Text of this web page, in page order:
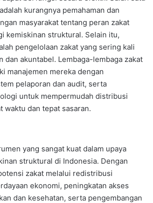
kurangnya pemahaman dan
masyarakat tentang peran zakat
kemiskinan struktural. Selain itu,
pengelolaan zakat yang sering kali
dan akuntabel. Lembaga-lembaga zakat
manajemen mereka dengan
pelaporan dan audit, serta
untuk mempermudah distribusi
waktu dan tepat sasaran.
yang sangat kuat dalam upaya
struktural di Indonesia. Dengan
zakat melalui redistribusi
ekonomi, peningkatan akses
dan kesehatan, serta pengembangan